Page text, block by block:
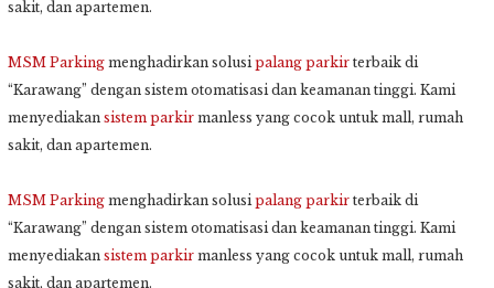
sakit, dan apartemen.
MSM Parking menghadirkan solusipalang parkir terbaik di
“Karawang” dengan sistem otomatisasi dan keamanan tinggi. Kami
menyediakan sistem parkir manless yang cocok untuk mall, rumah
sakit, dan apartemen.
MSM Parking menghadirkan solusipalang parkir terbaik di
“Karawang” dengan sistem otomatisasi dan keamanan tinggi. Kami
menyediakan sistem parkir manless yang cocok untuk mall, rumah
sakit, dan apartemen.